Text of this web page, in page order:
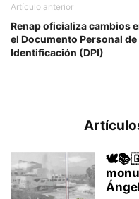
Artículo anterior
Renap oficializa cambios
el Documento Personal de
Identificación (DPI)